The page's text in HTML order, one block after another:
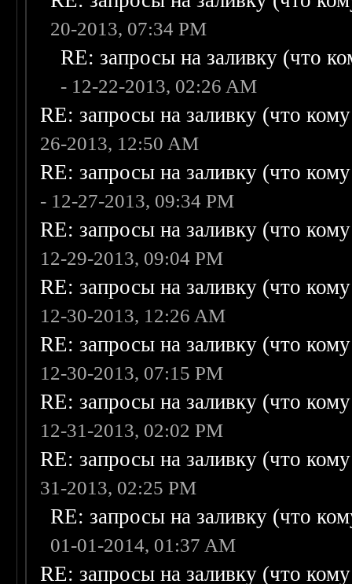
20-2013, 07:34 PM
RE: запросы на заливку (что
- 12-22-2013, 02:26 AM
RE: запросы на заливку (что
26-2013, 12:50 AM
RE: запросы на заливку (что
- 12-27-2013, 09:34 PM
RE: запросы на заливку (что
12-29-2013, 09:04 PM
RE: запросы на заливку (что
12-30-2013, 12:26 AM
RE: запросы на заливку (что
12-30-2013, 07:15 PM
RE: запросы на заливку (что
12-31-2013, 02:02 PM
RE: запросы на заливку (что
31-2013, 02:25 PM
RE: запросы на заливку (что
01-01-2014, 01:37 AM
RE: запросы на заливку (что